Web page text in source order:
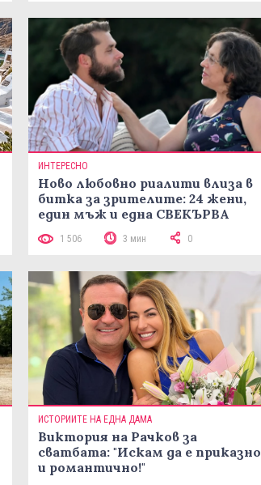
ИНТЕРЕСНО
Ново любовно риалити влиза в
битка за зрителите: 24 жени,
един мъж и една СВЕКЪРВА
1 506 3 мин 0
ИСТОРИИТЕ НА ЕДНА ДАМА
Виктория на Рачков за
сватбата: "Искам да е приказно
и романтично!"